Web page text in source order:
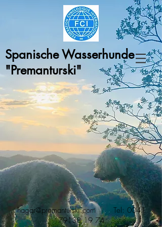
Spanische Wasserhunde
"Premanturski"
hagar@premanturski.comTel: 0041
79138 19 74